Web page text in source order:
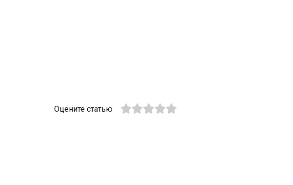
Оцените статью